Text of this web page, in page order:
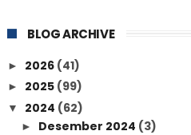
BLOG ARCHIVE
► 2026 (41)
► 2025 (99)
▼ 2024 (62)
► Desember 2024 (3)